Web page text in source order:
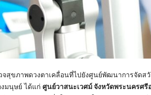
สุขภาพดวงตาเคลื่อนที่ไปยังศูนย์พัฒนาการจัดส
มนุษย์ ได้แก่ ศูนย์วาสนะเวศม์ จังหวัดพระนครศรี